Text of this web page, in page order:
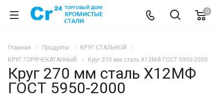
0
Главная Продукты
КРУГ СТАЛЬНОЙ
КРУГ ГОРЯЧЕКАТАННЫЙ
Круг 270 мм сталь Х12МФ ГОСТ 5950-2000
Круг 270 мм сталь Х12МФ
ГОСТ 5950-2000